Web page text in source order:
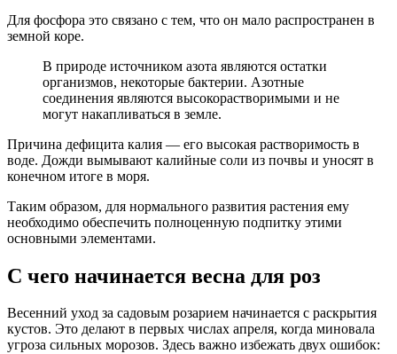
Для фосфора это связано с тем, что он мало распространен в
земной коре.
В природе источником азота являются остатки
организмов, некоторые бактерии. Азотные
соединения являются высокорастворимыми и не
могут накапливаться в земле.
Причина дефицита калия — его высокая растворимость в
воде. Дожди вымывают калийные соли из почвы и уносят в
конечном итоге в моря.
Таким образом, для нормального развития растения ему
необходимо обеспечить полноценную подпитку этими
основными элементами.
С чего начинается весна для роз
Весенний уход за садовым розарием начинается с раскрытия
кустов. Это делают в первых числах апреля, когда миновала
угроза сильных морозов. Здесь важно избежать двух ошибок: